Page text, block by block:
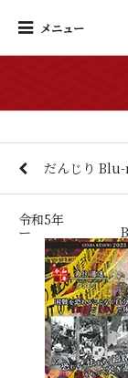
メニュー
だんじり
令和5年
ー Blu-